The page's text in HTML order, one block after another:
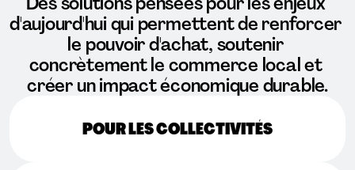
d'aujourd'hui qui permettent de renforcer
le pouvoir d'achat, soutenir
concrètement le commerce local et
créer un impact économique durable.
POUR LES COLLECTIVITÉS